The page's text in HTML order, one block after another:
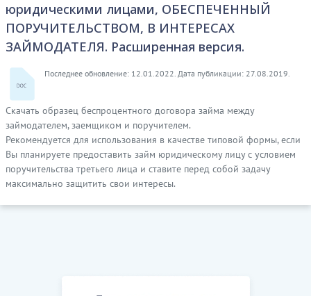
юридическими лицами, ОБЕСПЕЧЕННЫЙ
ПОРУЧИТЕЛЬСТВОМ, В ИНТЕРЕСАХ
ЗАЙМОДАТЕЛЯ. Расширенная версия.
Последнее обновление: 12.01.2022. Дата публикации: 27.08.2019.
Скачать образец беспроцентного договора займа между
займодателем, заемщиком и поручителем.
Рекомендуется для использования в качестве типовой формы, если
Вы планируете предоставить займ юридическому лицу с условием
поручительства третьего лица и ставите перед собой задачу
максимально защитить свои интересы.